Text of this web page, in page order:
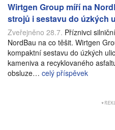
Wirtgen Group míří na
strojů i sestavu do úzkých
Zveřejněno 28.7. Příznivci
NordBau na co těšit. Wirtgen
kompaktní sestavu do úzkých
kameniva a recyklovaného
obsluze… celý příspěvek